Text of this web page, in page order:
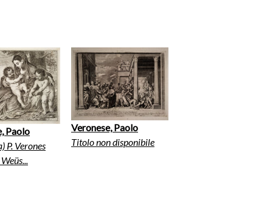
Paolo
P. Verones
Veronese, Paolo
Titolo non disponibile